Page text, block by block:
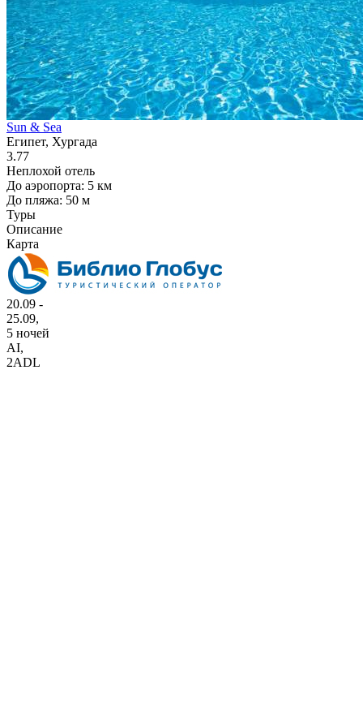
Sun & Sea
Египет, Хургада
3.77
Неплохой отель
До аэропорта: 5 км
До пляжа: 50 м
Туры
Описание
Карта
20.09 -
25.09,
5 ночей
AI,
2ADL